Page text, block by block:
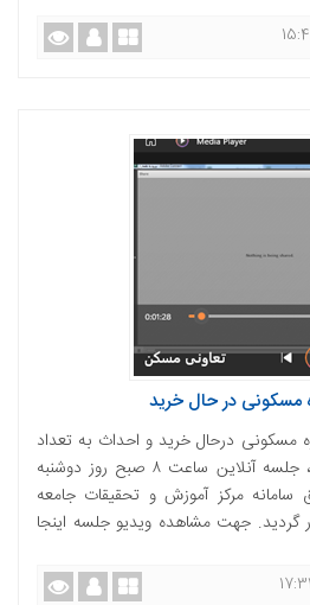
مسکونی در حال خرید
مسکونی درحال خرید و احداث به تعداد
۱۰۰۰ واحد آپارتمان مسکونی، جلسه آنلاین ساعت ۸ صبح روز دوشنبه
طریق سامانه مرکز آموزش و تحقیقات جامعه
گردید. جهت مشاهده ویدیو جلسه اینجا